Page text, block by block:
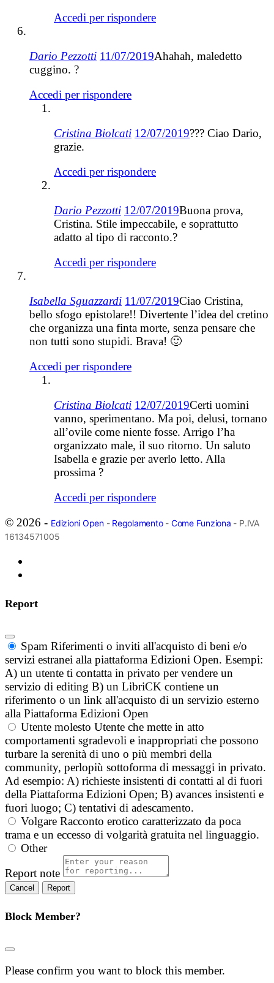
Accedi per rispondere
Dario Pezzotti 11/07/2019Ahahah, maledetto
cuggino. ?
Accedi per rispondere
Cristina Biolcati 12/07/2019??? Ciao Dario,
grazie.
Accedi per rispondere
Dario Pezzotti 12/07/2019Buona prova,
Cristina. Stile impeccabile, e soprattutto
adatto al tipo di racconto.?
Accedi per rispondere
Isabella Sguazzardi 11/07/2019Ciao Cristina,
bello sfogo epistolare!! Divertente l’idea del cretino
che organizza una finta morte, senza pensare che
non tutti sono stupidi. Brava! 🙂
Accedi per rispondere
Cristina Biolcati 12/07/2019Certi uomini
vanno, sperimentano. Ma poi, delusi, tornano
all’ovile come niente fosse. Arrigo l’ha
organizzato male, il suo ritorno. Un saluto
Isabella e grazie per averlo letto. Alla
prossima ?
Accedi per rispondere
© 2026 - Edizioni Open- Regolamento- Come Funziona - P.IVA
16134571005
Report
Spam Riferimenti o inviti all'acquisto di beni e/o
servizi estranei alla piattaforma Edizioni Open. Esempi:
A) un utente ti contatta in privato per vendere un
servizio di editing B) un LibriCK contiene un
riferimento o un link all'acquisto di un servizio esterno
alla Piattaforma Edizioni Open
Utente molesto Utente che mette in atto
comportamenti sgradevoli e inappropriati che possono
turbare la serenità di uno o più membri della
community, perlopiù sottoforma di messaggi in privato.
Ad esempio: A) richieste insistenti di contatti al di fuori
della Piattaforma Edizioni Open; B) avances insistenti e
fuori luogo; C) tentativi di adescamento.
Volgare Racconto erotico caratterizzato da poca
trama e un eccesso di volgarità gratuita nel linguaggio.
Other
Report note
Report
Block Member?
Please confirm you want to block this member.